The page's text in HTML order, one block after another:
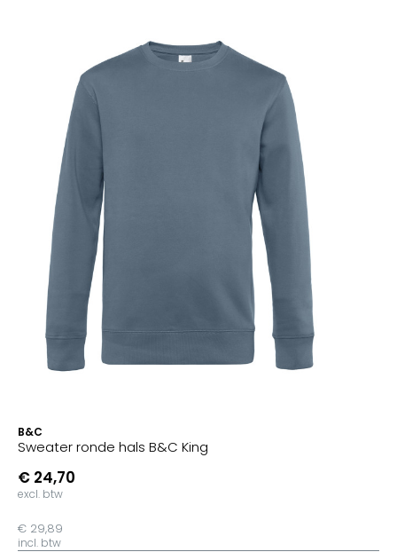
B&C
Sweater ronde hals B&C King
€ 24,70
excl. btw
€ 29,89
incl. btw